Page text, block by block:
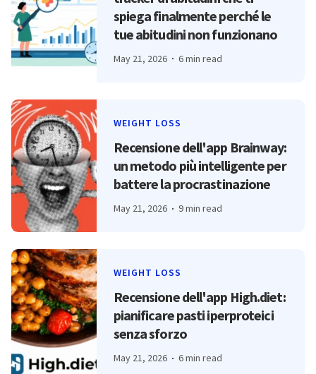
spiega finalmente perché le
tue abitudini non funzionano
May 21, 2026 6 min read
WEIGHT LOSS
Recensione dell'app Brainway:
un metodo più intelligente per
battere la procrastinazione
May 21, 2026 9 min read
WEIGHT LOSS
Recensione dell'app High.diet:
pianificare pasti iperproteici
senza sforzo
May 21, 2026 6 min read